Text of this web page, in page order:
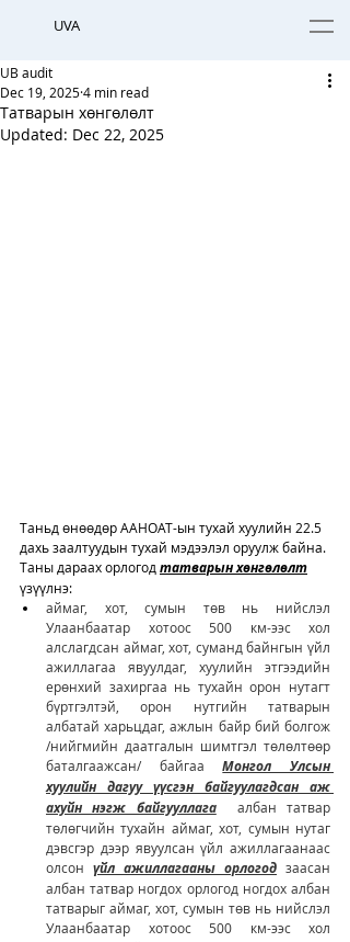
UVA
Татварын хөнгөлөлт
UB audit
Dec 19, 20254 min read
Updated: Dec 22, 2025
Таньд өнөөдөр ААНОАТ-ын тухай хуулийн 22.5
дахь заалтуудын тухай мэдээлэл оруулж байна.
Таны дараах орлогод татварын хөнгөлөлт
үзүүлнэ:
аймаг, хот, сумын төв нь нийслэл
Улаанбаатар хотоос 500 км-ээс хол
алслагдсан аймаг, хот, суманд байнгын үйл
ажиллагаа явуулдаг, хуулийн этгээдийн
ерөнхий захиргаа нь тухайн орон нутагт
бүртгэлтэй, орон нутгийн татварын
албатай харьцдаг, ажлын байр бий болгож
/нийгмийн даатгалын шимтгэл төлөлтөөр
баталгаажсан/ байгаа Монгол Улсын
хуулийн дагуу үүсгэн байгуулагдсан аж
ахуйн нэгж байгууллага
  албан татвар
төлөгчийн тухайн аймаг, хот, сумын нутаг
дэвсгэр дээр явуулсан үйл ажиллагаанаас
олсон үйл ажиллагааны орлогод заасан
албан татвар ногдох орлогод ногдох албан
татварыг аймаг, хот, сумын төв нь нийслэл
Улаанбаатар хотоос 500 км-ээс хол